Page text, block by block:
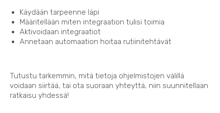
Käydään tarpeenne läpi
Määritellään miten integraation tulisi toimia
Aktivoidaan integraatiot
Annetaan automaation hoitaa rutiinitehtävät
Tutustu tarkemmin, mitä tietoja ohjelmistojen välillä
voidaan siirtää, tai ota suoraan yhteyttä, niin suunnitellaan
ratkaisu yhdessä!